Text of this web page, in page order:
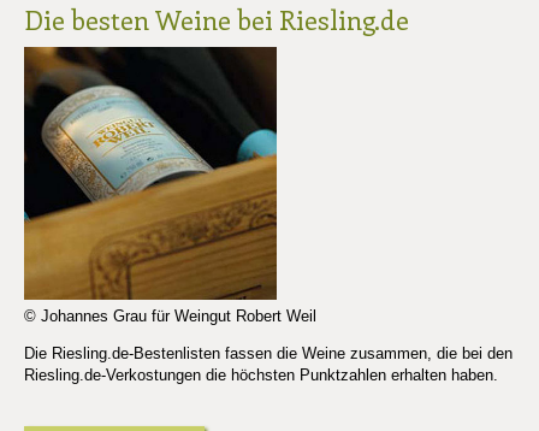
Die besten Weine bei Riesling.de
© Johannes Grau für Weingut Robert Weil
Die Riesling.de-Bestenlisten fassen die Weine zusammen, die bei den
Riesling.de-Verkostungen die höchsten Punktzahlen erhalten haben.